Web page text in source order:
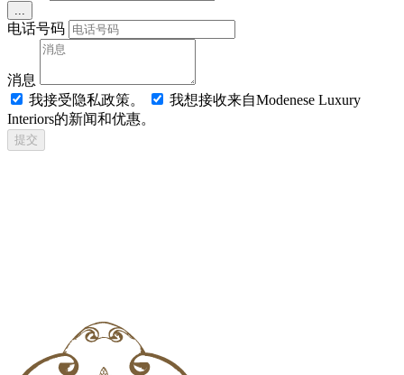
电话号码
消息
我接受隐私政策。
我想接收来自Modenese Luxury
Interiors的新闻和优惠。
提交